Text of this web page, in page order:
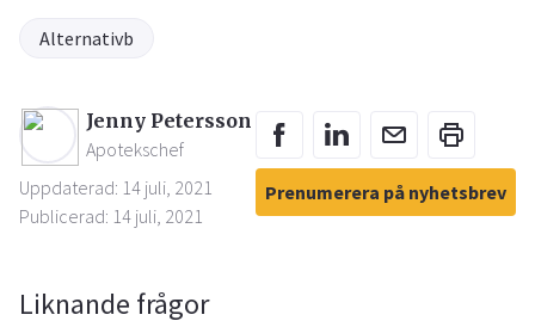
Alternativb
Jenny Petersson
Apotekschef
Uppdaterad: 14 juli, 2021
Publicerad: 14 juli, 2021
Prenumerera på nyhetsbrev
Liknande frågor